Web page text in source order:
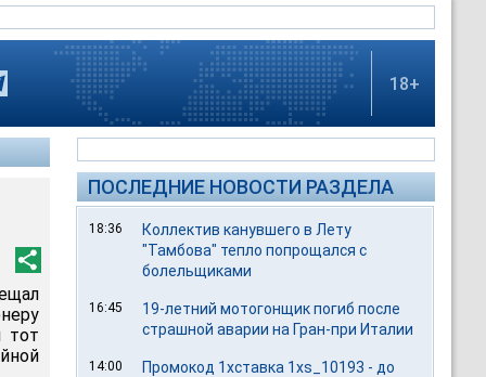
18+
тот
ПОСЛЕДНИЕ НОВОСТИ РАЗДЕЛА
18:36
Коллектив канувшего в Лету
"Тамбова" тепло попрощался с
болельщиками
16:45
19-летний мотогонщик погиб после
страшной аварии на Гран-при Италии
14:00
Промокод 1хставка 1xs_10193 - до